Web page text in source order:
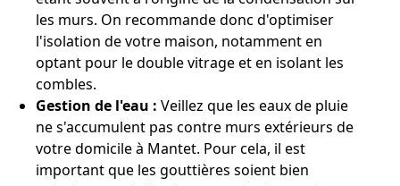
les murs. On recommande donc d'optimiser
l'isolation de votre maison, notamment en
optant pour le double vitrage et en isolant les
combles.
Gestion de l'eau : Veillez que les eaux de pluie
ne s'accumulent pas contre murs extérieurs de
votre domicile à Mantet. Pour cela, il est
important que les gouttières soient bien